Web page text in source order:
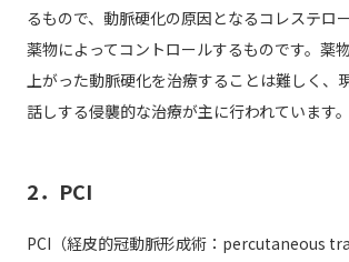
るもので、動脈硬化の原因となるコレステロ
薬物によってコントロールするものです。薬
上がった動脈硬化を治療することは難しく、
話しする侵襲的な治療が主に行われています。
2．PCI
PCI（経皮的冠動脈形成術：percutaneous